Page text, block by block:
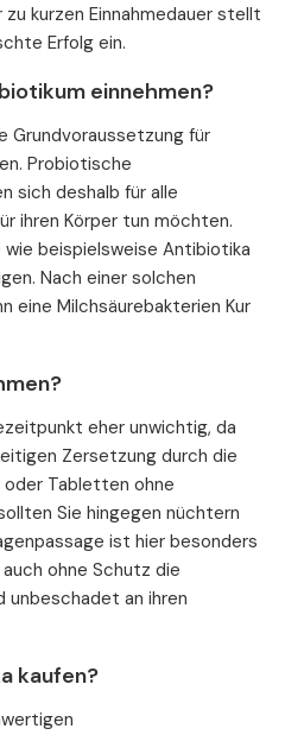
kurzen Einnahmedauer stellt
Erfolg ein.
einnehmen?
Grundvoraussetzung für
Probiotische
sich deshalb für alle
ihren Körper tun möchten.
beispielsweise Antibiotika
Nach einer solchen
eine Milchsäurebakterien Kur
eher unwichtig, da
Zersetzung durch die
Tabletten ohne
Sie hingegen nüchtern
ist hier besonders
ohne Schutz die
unbeschadet an ihren
kaufen?